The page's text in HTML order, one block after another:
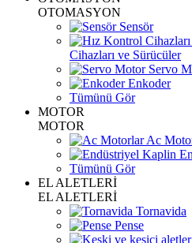
OTOMASYON
Sensör
Cihazları ve Sürücüler
Servo
Enkoder
Tümünü Gör
MOTOR
MOTOR
Ac
Tümünü Gör
EL ALETLERİ
EL ALETLERİ
Tornavida
Pense